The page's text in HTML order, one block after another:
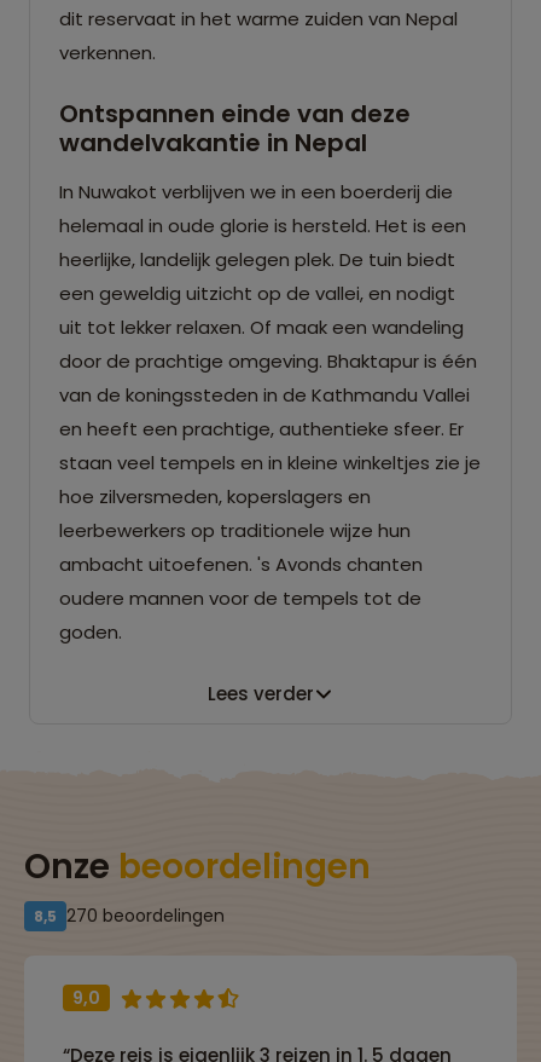
dit reservaat in het warme zuiden van Nepal
verkennen.
Ontspannen einde van deze
wandelvakantie in Nepal
In Nuwakot verblijven we in een boerderij die
helemaal in oude glorie is hersteld. Het is een
heerlijke, landelijk gelegen plek. De tuin biedt
een geweldig uitzicht op de vallei, en nodigt
uit tot lekker relaxen. Of maak een wandeling
door de prachtige omgeving. Bhaktapur is één
van de koningssteden in de Kathmandu Vallei
en heeft een prachtige, authentieke sfeer. Er
staan veel tempels en in kleine winkeltjes zie je
hoe zilversmeden, koperslagers en
leerbewerkers op traditionele wijze hun
ambacht uitoefenen. 's Avonds chanten
oudere mannen voor de tempels tot de
goden.
Lees verder
Onze beoordelingen
8,5 270 beoordelingen
9,0
“Deze reis is eigenlijk 3 reizen in 1. 5 dagen